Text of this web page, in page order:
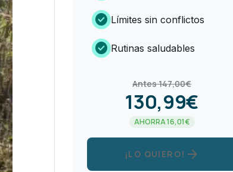
check_circle Límites sin conflictos
check_circle Rutinas saludables
Antes 147,00€
130,99€
AHORRA 16,01€
¡LO QUIERO! arrow_forward